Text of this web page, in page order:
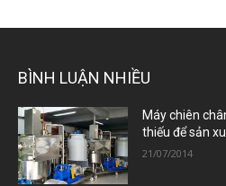
BÌNH LUẬN NHIỀU
Máy chiên
thiếu để sản
21/07/2014